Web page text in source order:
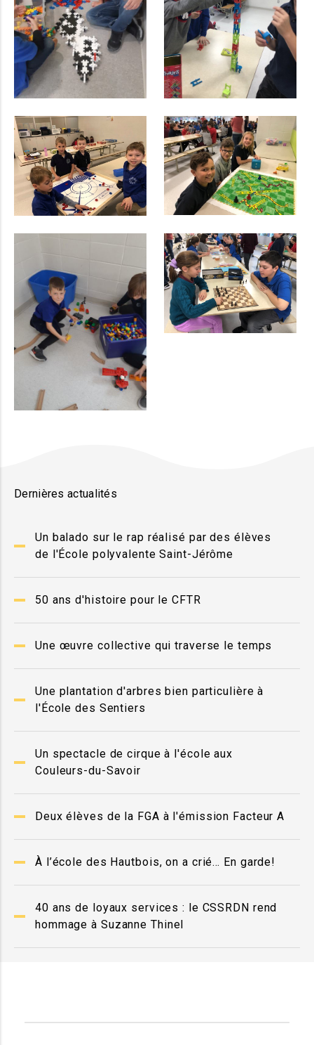
Dernières actualités
Un balado sur le rap réalisé par des élèves
de l'École polyvalente Saint-Jérôme
50 ans d'histoire pour le CFTR
Une œuvre collective qui traverse le temps
Une plantation d'arbres bien particulière à
l'École des Sentiers
Un spectacle de cirque à l'école aux
Couleurs-du-Savoir
Deux élèves de la FGA à l'émission Facteur A
À l’école des Hautbois, on a crié… En garde!
40 ans de loyaux services : le CSSRDN rend
hommage à Suzanne Thinel